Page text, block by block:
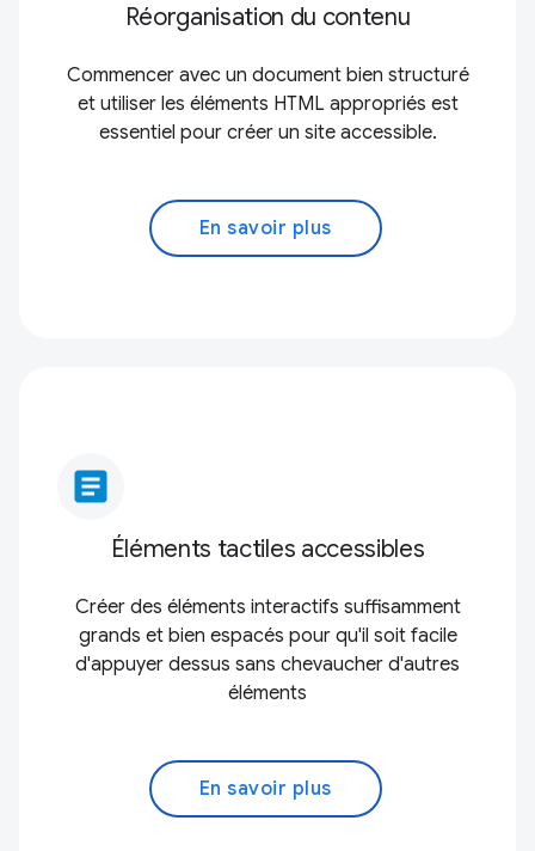
Réorganisation du contenu
Commencer avec un document bien structuré
et utiliser les éléments HTML appropriés est
essentiel pour créer un site accessible.
En savoir plus
article
Éléments tactiles accessibles
Créer des éléments interactifs suffisamment
grands et bien espacés pour qu'il soit facile
d'appuyer dessus sans chevaucher d'autres
éléments
En savoir plus